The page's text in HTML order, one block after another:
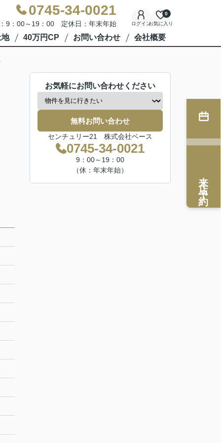
0745-34-0021
9：00～19：00 定休日：年末年始 ログインお気に入り
0
40万円CP お問い合わせ 会社概要
お気軽にお問い合わせください
無料お問い合わせ
センチュリー21 株式会社ベース
0745-34-0021
9：00～19：00
（休：年末年始）
来店予約